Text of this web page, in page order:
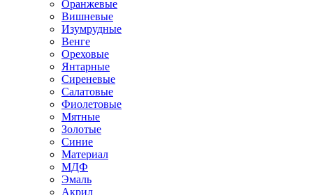
Оранжевые
Вишневые
Изумрудные
Венге
Ореховые
Янтарные
Сиреневые
Салатовые
Фиолетовые
Мятные
Золотые
Синие
Материал
МДФ
Эмаль
Акрил